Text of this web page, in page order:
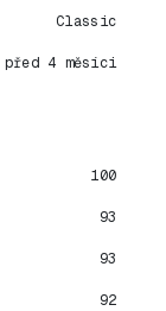
Classic
před 4 měsíci
100
93
93
92